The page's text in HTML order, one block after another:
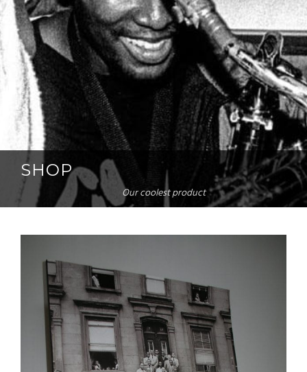
SHOP
Our coolest product